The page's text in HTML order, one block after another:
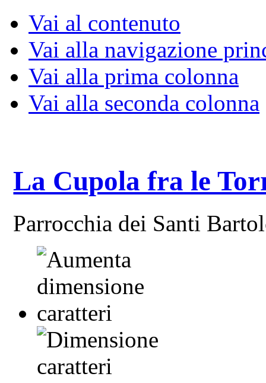
Vai al contenuto
Vai alla navigazione
Vai alla prima colonna
Vai alla seconda colonna
La Cupola fra le
Parrocchia dei Santi